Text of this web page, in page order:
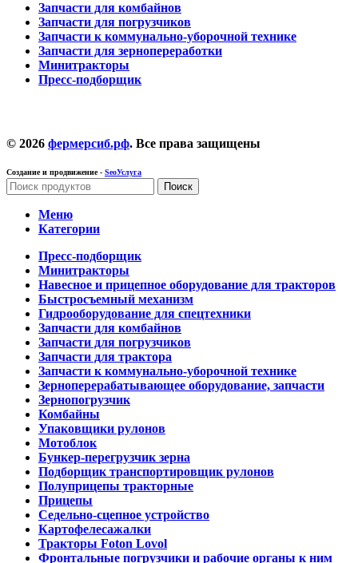
Запчасти для комбайнов
Запчасти для погрузчиков
Запчасти к коммунально-уборочной технике
Запчасти для зернопереработки
Минитракторы
Пресс-подборщик
© 2026 фермерсиб.рф. Все права защищены
Создание и продвижение - SeoУслуга
Поиск
Меню
Категории
Пресс-подборщик
Минитракторы
Навесное и прицепное оборудование для тракторов
Быстросъемный механизм
Гидрооборудование для спецтехники
Запчасти для комбайнов
Запчасти для погрузчиков
Запчасти для трактора
Запчасти к коммунально-уборочной технике
Зерноперерабатывающее оборудование, запчасти
Зернопогрузчик
Комбайны
Упаковщики рулонов
Мотоблок
Бункер-перегрузчик зерна
Подборщик транспортировщик рулонов
Полуприцепы тракторные
Прицепы
Седельно-сцепное устройство
Картофелесажалки
Тракторы Foton Lovol
Фронтальные погрузчики и рабочие органы к ним